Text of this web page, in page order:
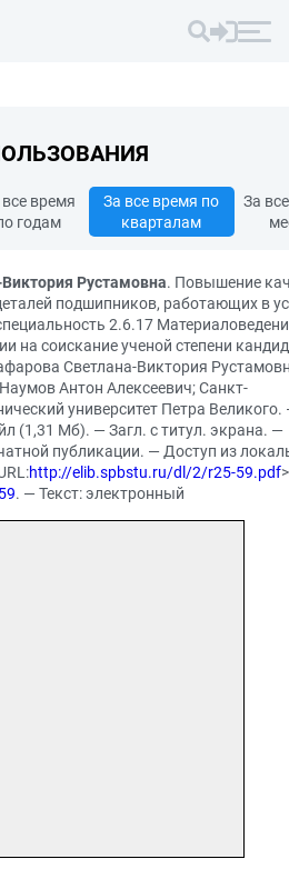
время
годам
За все время по
кварталам
За
Рустамовна. Повышение
подшипников, работающих в
2.6.17
на соискание ученой степени
Светлана-Виктория
Антон Алексеевич; Санкт-
университет Петра
(1,31 Мб). — Загл. с титул. экрана. —
публикации. — Доступ из
http://elib.spbstu.ru/dl/2/r25-59.pdf
. — Текст: электронный